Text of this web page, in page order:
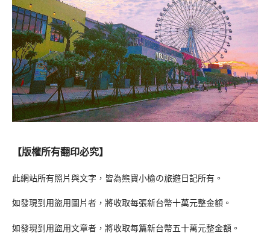
【版權所有翻印必究】
此網站所有照片與文字，皆為熊寶小榆の旅遊日記所有。
如發現到用盜用圖片者，將收取每張新台幣十萬元整金額。
如發現到用盜用文章者，將收取每篇新台幣五十萬元整金額。